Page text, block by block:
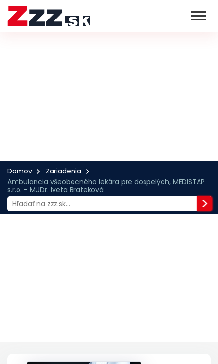
Domov
Zariadenia
Ambulancia všeobecného lekára pre dospelých, MEDISTAP
s.r.o. - MUDr. Iveta Brateková